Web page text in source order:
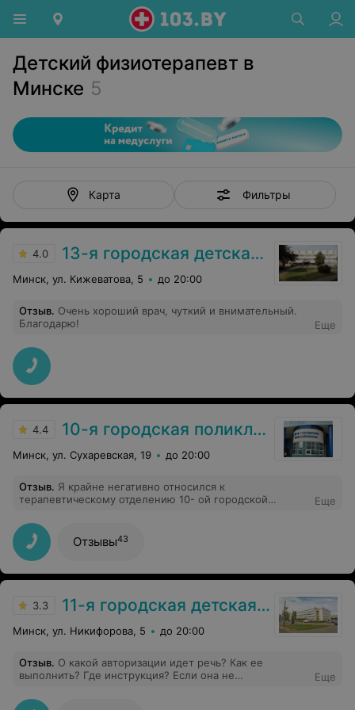
Детский физиотерапевт в
Минске 5
Карта Фильтры
4.0 13-я городская детская клиническая поликлиника
Минск, ул. Кижеватова, 5 до 20:00
Отзыв. Очень хороший врач, чуткий и внимательный.
Благодарю!
Еще
4.4 10-я городская поликлиника г. Минска
Минск, ул. Сухаревская, 19 до 20:00
Отзыв. Я крайне негативно относился к
терапевтическому отделению 10- ой городской
Павел Генадьевич, именно он, находится на своём
месте, именно он готов подходить индивидуально к
проблемам пациентов, именно благодаря таким
докторам начинаешь верить в будущее нашей
медицины!!! Спасибо вам большое Павел Генадьевич
уважением Шеффер.
Еще
Отзывы43
3.3 11-я городская детская поликлиника
Минск, ул. Никифорова, 5 до 20:00
Отзыв. О какой авторизации идет речь? Как ее
выполнить? Где инструкция? Если она не
ни авторизация, ни заказ талонов к врачу.Пытаюсь
Еще